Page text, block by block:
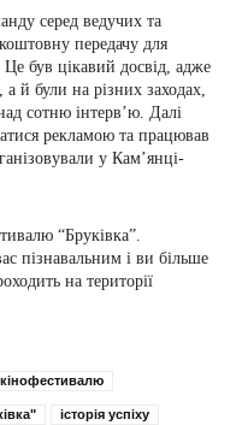
серед ведучих та
передачу для
Це був цікавий досвід, адже
й були на різних заходах,
сотню інтерв’ю. Далі
рекламою та працював
у Кам’янці-
“Бруківка”.
пізнавальним і ви більше
на території
кінофестивалю
історія успіху